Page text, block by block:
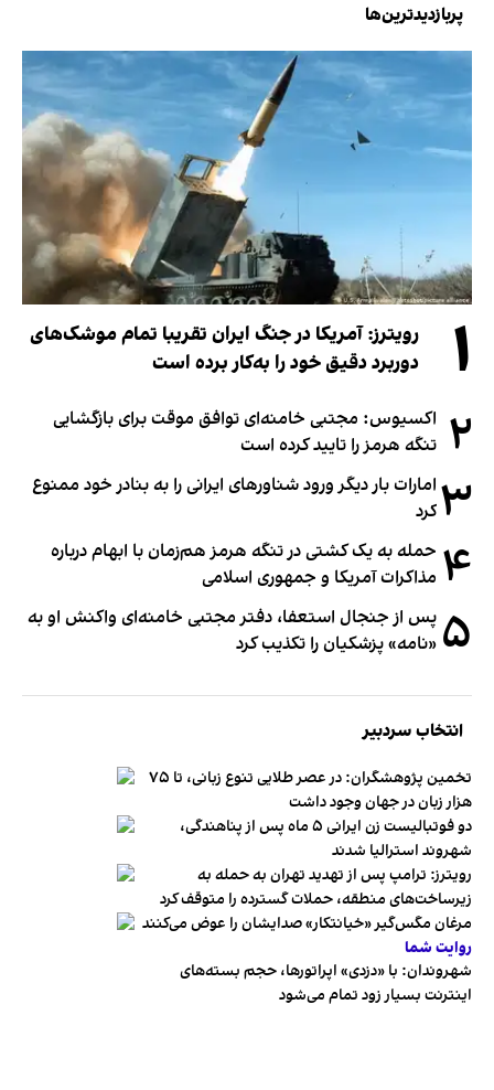
پربازدیدترین‌ها
۱
رویترز: آمریکا در جنگ ایران تقریبا تمام موشک‌های
دوربرد دقیق خود را به‌کار برده است
۲ اکسیوس: مجتبی خامنه‌ای توافق موقت برای بازگشایی
تنگه هرمز را تایید کرده است
۳ امارات بار دیگر ورود شناورهای ایرانی را به بنادر خود ممنوع
کرد
۴ حمله به یک کشتی در تنگه هرمز هم‌زمان با ابهام درباره
مذاکرات آمریکا و جمهوری اسلامی
۵ پس از جنجال استعفا، دفتر مجتبی خامنه‌ای واکنش او به
«نامه» پزشکیان را تکذیب کرد
انتخاب سردبیر
تخمین پژوهشگران: در عصر طلایی تنوع زبانی، تا ۷۵
هزار زبان در جهان وجود داشت
دو فوتبالیست زن ایرانی ۵ ماه پس از پناهندگی،
شهروند استرالیا شدند
رویترز: ترامپ پس از تهدید تهران به حمله به
زیرساخت‌های منطقه، حملات گسترده را متوقف کرد
مرغان مگس‌گیر «خیانتکار» صدایشان را عوض می‌کنند
روایت شما
شهروندان:‌ با «دزدی» اپراتورها، حجم بسته‌های
اینترنت بسیار زود تمام می‌شود